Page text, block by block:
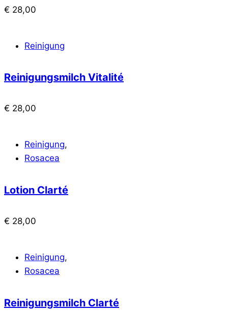
€ 28,00
Reinigung
Reinigungsmilch Vitalité
€ 28,00
Reinigung,
Rosacea
Lotion Clarté
€ 28,00
Reinigung,
Rosacea
Reinigungsmilch Clarté